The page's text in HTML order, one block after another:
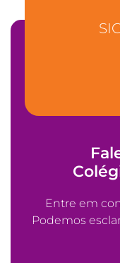
Entre em
Podemos